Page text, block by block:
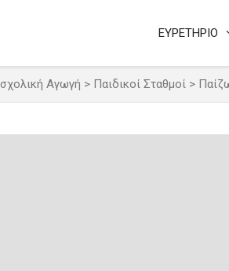
ΕΥΡΕΤΗΡΙΟ
Αγωγή > Παιδικοί Σταθμοί >